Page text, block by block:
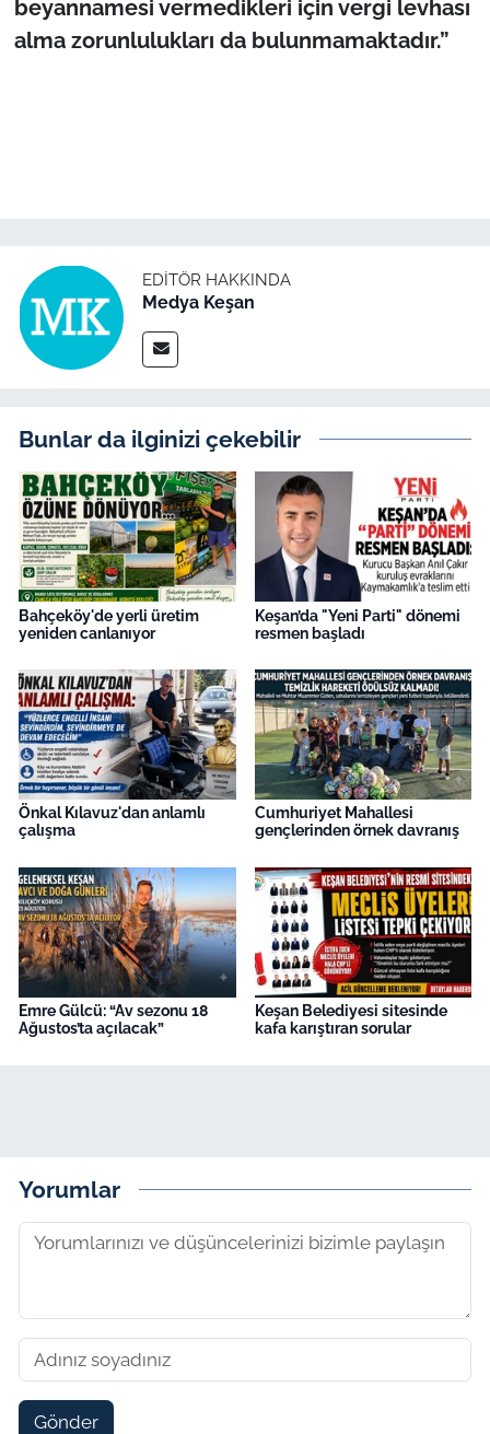
beyannamesi vermedikleri için vergi levhası
alma zorunlulukları da bulunmamaktadır.”
EDITÖR HAKKINDA
Medya Keşan
Bunlar da ilginizi çekebilir
Bahçeköy'de yerli üretim
yeniden canlanıyor
Keşan’da "Yeni Parti" dönemi
resmen başladı
Önkal Kılavuz'dan anlamlı
çalışma
Cumhuriyet Mahallesi
gençlerinden örnek davranış
Emre Gülcü: “Av sezonu 18
Ağustos’ta açılacak”
Keşan Belediyesi sitesinde
kafa karıştıran sorular
Yorumlar
Gönder